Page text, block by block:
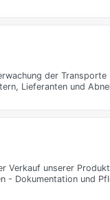
der
Lieferanten und
Verkauf unserer
- Dokumentation und